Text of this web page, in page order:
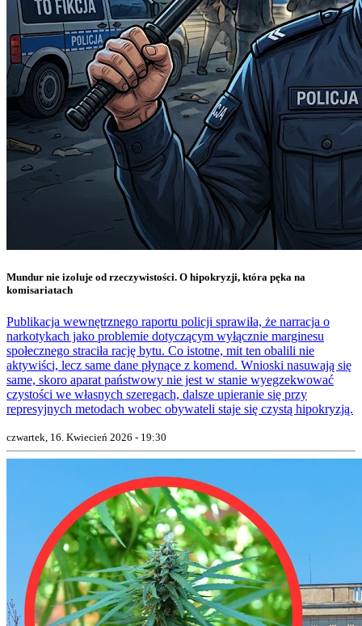
Mundur nie izoluje od rzeczywistości. O hipokryzji, która pęka na
komisariatach
Publikacja wewnętrznego raportu policji sprawiła, że narracja o
narkotykach jako problemie dotyczącym wyłącznie marginesu
społecznego straciła rację bytu. Co istotne, mit ten obalili nie
aktywiści, lecz same dane płynące z komend. Wnioski nasuwają się
same, skoro aparat państwowy nie jest w stanie wyegzekwować
czystości we własnych szeregach, dalsze upieranie się przy
represyjnych metodach wobec obywateli staje się czystą hipokryzją.
czwartek, 16. Kwiecień 2026 - 19:30